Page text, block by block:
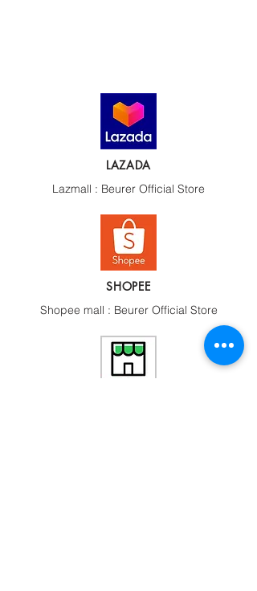
LAZADA
Lazmall : Beurer Official Store
SHOPEE
Shopee mall : Beurer Official Store